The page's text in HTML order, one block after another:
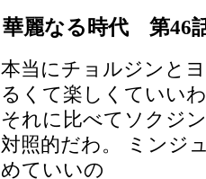
華麗なる時代 第46
本当にチョルジンと
るくて楽しくていい
それに比べてソクジ
対照的だわ。 ミンジ
めていいの